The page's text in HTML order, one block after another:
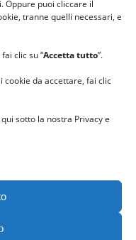
Oppure puoi cliccare il
tranne quelli necessari, e
clic su “Accetta tutto”.
da accettare, fai clic
sotto la nostra Privacy e